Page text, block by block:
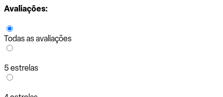
Avaliações:
Todas as avaliações
5 estrelas